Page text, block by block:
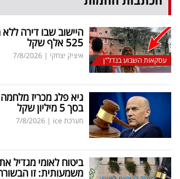
עסקאות השבוע בנדל"ן
היישוב שבו דירה
525 אלף שקל
איציק יצחקי |
7/8/2026
גיא פלג מכריז
בסך 5 מיליון שקל
מערכת ice |
7/8/2026
ביטוח לאומי מגדיל
משמעותית: זו